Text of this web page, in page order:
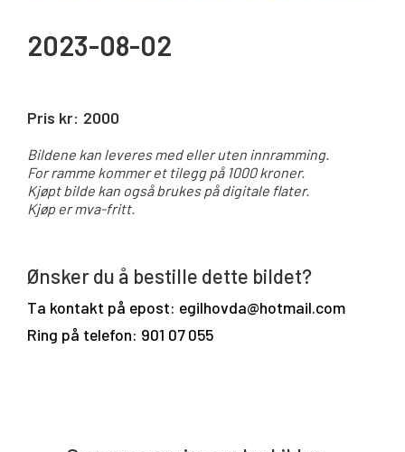
2023-08-02
Pris kr: 2000
Bildene kan leveres med eller uten innramming.
For ramme kommer et tilegg på 1000 kroner.
Kjøpt bilde kan også brukes på digitale flater.
Kjøp er mva-fritt.
Ønsker du å bestille dette bildet?
Ta kontakt på epost: egilhovda@hotmail.com
Ring på telefon: 901 07 055